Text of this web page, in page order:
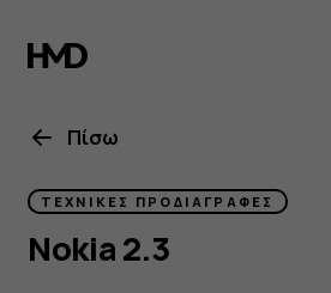
Nokia
2.3
specs
Πίσω
ΤΕΧΝΙΚΈΣ ΠΡΟΔΙΑΓΡΑΦΈΣ
Nokia 2.3